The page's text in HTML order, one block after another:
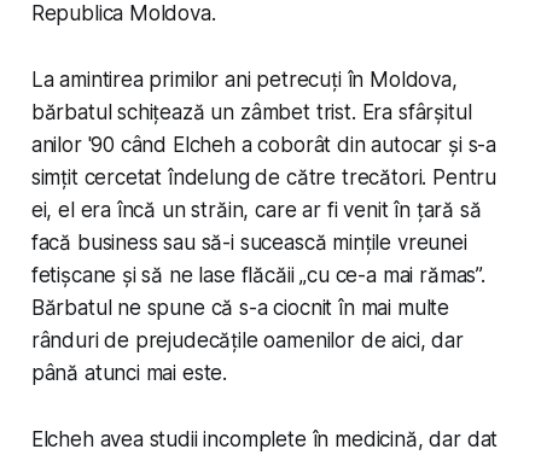
Republica Moldova.
La amintirea primilor ani petrecuți în Moldova,
bărbatul schițează un zâmbet trist. Era sfârșitul
anilor '90 când Elcheh a coborât din autocar și s-a
simțit cercetat îndelung de către trecători. Pentru
ei, el era încă un străin, care ar fi venit în țară să
facă business sau să-i sucească mințile vreunei
fetișcane și să ne lase flăcăii „cu ce-a mai rămas”.
Bărbatul ne spune că s-a ciocnit în mai multe
rânduri de prejudecățile oamenilor de aici, dar
până atunci mai este.
Elcheh avea studii incomplete în medicină, dar dat